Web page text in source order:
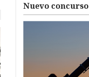
Nuevo concurso